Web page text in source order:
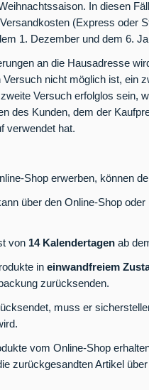
In diesen
(Express oder
1. Dezember und dem 6.
an die Hausadresse
nicht möglich ist, ein
Versuch erfolglos sein,
des Kunden, dem der
verwendet hat.
Shop erwerben, können
über den Online-Shop
von 14 Kalendertagen ab
in einwandfreiem
zurücksenden.
muss er
vom Online-Shop
zurückgesandten Artikel